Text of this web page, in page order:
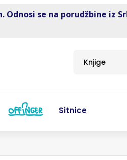
se na porudžbine iz
Knjige
Sitnice